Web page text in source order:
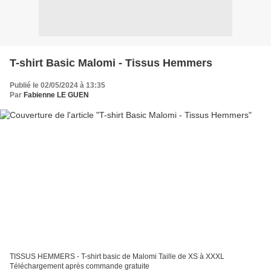
T-shirt Basic Malomi - Tissus Hemmers
Publié le 02/05/2024 à 13:35
Par Fabienne LE GUEN
TISSUS HEMMERS - T-shirt basic de Malomi Taille de XS à XXXL
Téléchargement après commande gratuite